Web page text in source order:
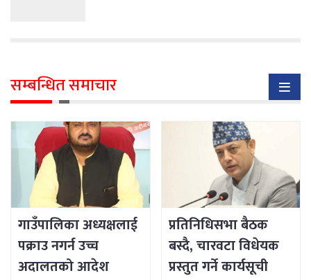
सम्बन्धित समाचार
गाउँपालिका अध्यक्षलाई
पक्राउ नगर्न उच्च
अदालतको आदेश
प्रतिनिधिसभा बैठक
बस्दै, चारवटा विधेयक
प्रस्तुत गर्ने कार्यसूची